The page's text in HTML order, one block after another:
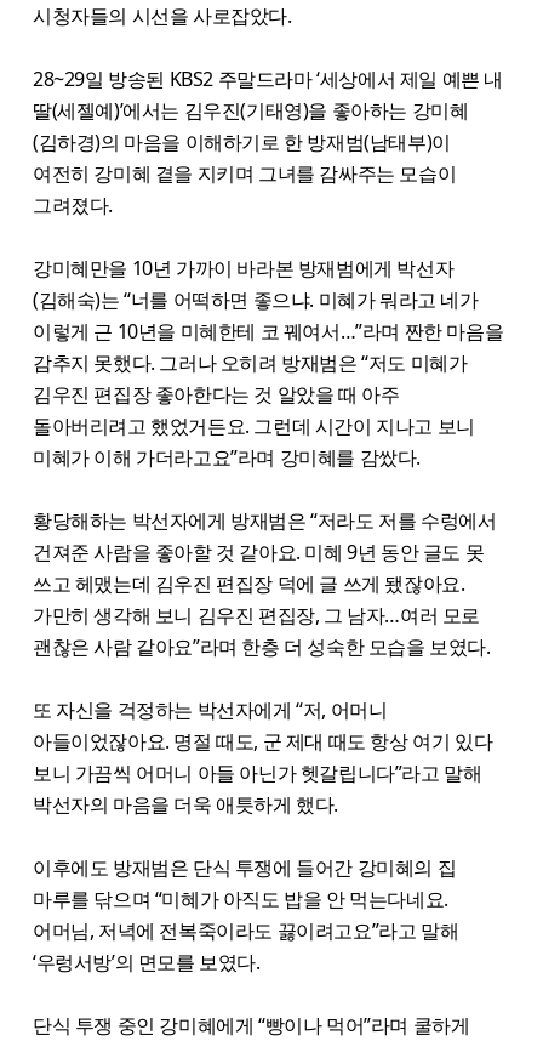
시청자들의 시선을 사로잡았다.
28~29일 방송된 KBS2 주말드라마 ‘세상에서 제일 예쁜 내
딸(세젤예)’에서는 김우진(기태영)을 좋아하는 강미혜
(김하경)의 마음을 이해하기로 한 방재범(남태부)이
여전히 강미혜 곁을 지키며 그녀를 감싸주는 모습이
그려졌다.
강미혜만을 10년 가까이 바라본 방재범에게 박선자
(김해숙)는 “너를 어떡하면 좋으냐. 미혜가 뭐라고 네가
이렇게 근 10년을 미혜한테 코 꿰여서…”라며 짠한 마음을
감추지 못했다. 그러나 오히려 방재범은 “저도 미혜가
김우진 편집장 좋아한다는 것 알았을 때 아주
돌아버리려고 했었거든요. 그런데 시간이 지나고 보니
미혜가 이해 가더라고요”라며 강미혜를 감쌌다.
황당해하는 박선자에게 방재범은 “저라도 저를 수렁에서
건져준 사람을 좋아할 것 같아요. 미혜 9년 동안 글도 못
쓰고 헤맸는데 김우진 편집장 덕에 글 쓰게 됐잖아요.
가만히 생각해 보니 김우진 편집장, 그 남자…여러 모로
괜찮은 사람 같아요”라며 한층 더 성숙한 모습을 보였다.
또 자신을 걱정하는 박선자에게 “저, 어머니
아들이었잖아요. 명절 때도, 군 제대 때도 항상 여기 있다
보니 가끔씩 어머니 아들 아닌가 헷갈립니다”라고 말해
박선자의 마음을 더욱 애틋하게 했다.
이후에도 방재범은 단식 투쟁에 들어간 강미혜의 집
마루를 닦으며 “미혜가 아직도 밥을 안 먹는다네요.
어머님, 저녁에 전복죽이라도 끓이려고요”라고 말해
‘우렁서방’의 면모를 보였다.
단식 투쟁 중인 강미혜에게 “빵이나 먹어”라며 쿨하게